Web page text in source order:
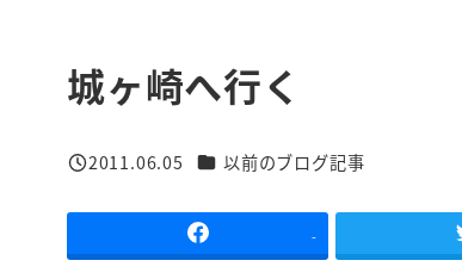
城ヶ崎へ行く
投稿日
2011.06.05 カテゴリー
以前のブログ記事
-